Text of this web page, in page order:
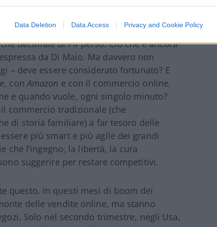
Data Deletion Data Access Privacy and Cookie Policy
Di Maio e dalla sua idea della
qui argomenti liberali classici: il
le imposizioni di stato), il rischio di
decimale di Pil perso. Ciò che è ancora
da Di Maio. Ma davvero non
– deve essere considerato fortunato? E
con Amazon e con il commercio online,
e quando vuole, ogni singolo minuto?
commercio tradizionale (che
di storia familiare) a far tesoro delle
più smart e più agile dei grandi
che l’ingegno, la libertà, la cura
suggerire per restare competitivi.
questo. In questi mesi di boom dei
delle vendite online, ma stanno
Solo nel secondo trimestre, negli Usa,